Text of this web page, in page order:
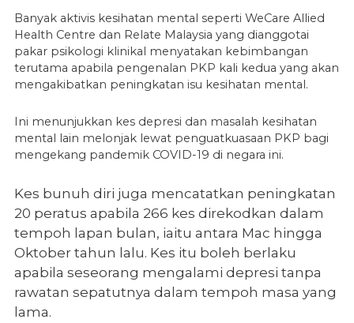
Banyak aktivis kesihatan mental seperti WeCare Allied
Health Centre dan Relate Malaysia yang dianggotai
pakar psikologi klinikal menyatakan kebimbangan
terutama apabila pengenalan PKP kali kedua yang akan
mengakibatkan peningkatan isu kesihatan mental.
Ini menunjukkan kes depresi dan masalah kesihatan
mental lain melonjak lewat penguatkuasaan PKP bagi
mengekang pandemik COVID-19 di negara ini.
Kes bunuh diri juga mencatatkan peningkatan
20 peratus apabila 266 kes direkodkan dalam
tempoh lapan bulan, iaitu antara Mac hingga
Oktober tahun lalu. Kes itu boleh berlaku
apabila seseorang mengalami depresi tanpa
rawatan sepatutnya dalam tempoh masa yang
lama.